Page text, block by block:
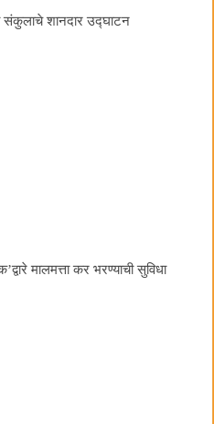
संकुलाचे शानदार उद्घाटन
मालमत्ता कर भरण्याची सुविधा